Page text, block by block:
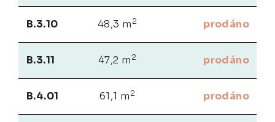
B.3.10 48,3 m 2 prodáno
B.3.11 47,2 m 2 prodáno
B.4.01 61,1 m 2 prodáno